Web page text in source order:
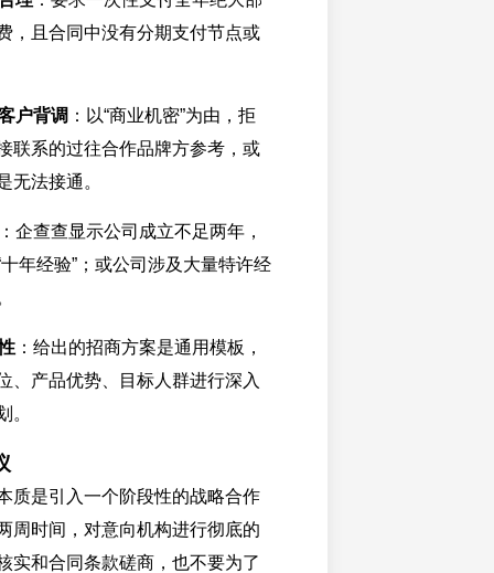
，且合同中没有分期支付节点或
户背调 ：以“商业机密”为由，拒
联系的过往合作品牌方参考，或
无法接通。
企查查显示公司成立不足两年，
年经验”；或公司涉及大量特许经
：给出的招商方案是通用模板，
、产品优势、目标人群进行深入
。
质是引入一个阶段性的战略合作
周时间，对意向机构进行彻底的
实和合同条款磋商，也不要为了